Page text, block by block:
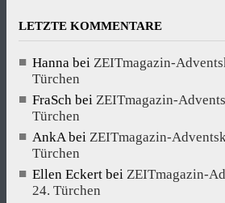
LETZTE KOMMENTARE
Hanna bei ZEITmagazin-
Türchen
FraSch bei ZEITmagazin-
Türchen
AnkAbei ZEITmagazin-
Türchen
Ellen Eckert bei ZEITmagazin-
24. Türchen